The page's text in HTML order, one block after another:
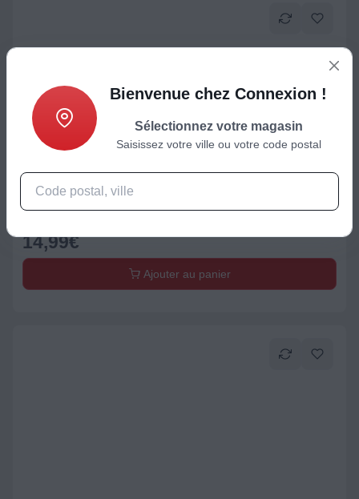
Station météo
Station météo LA CROSSE WT139 Blanc
14,99€
Ajouter au panier
Bienvenue chez Connexion !
Sélectionnez votre magasin
Saisissez votre ville ou votre code postal